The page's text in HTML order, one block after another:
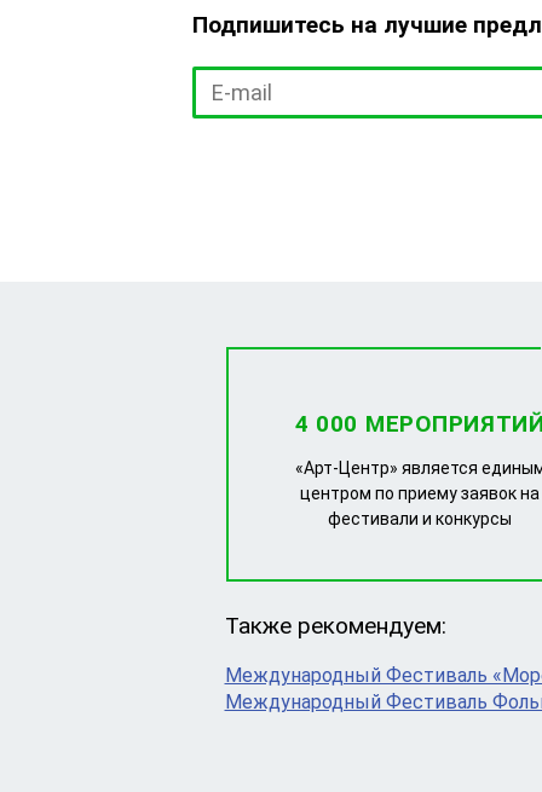
Подпишитесь на лучшие
4 000
«Арт-Центр» является
центром по приему заявок на
фестивали и конкурсы
Также рекомендуем:
Международный Фестиваль
Международный Фестиваль